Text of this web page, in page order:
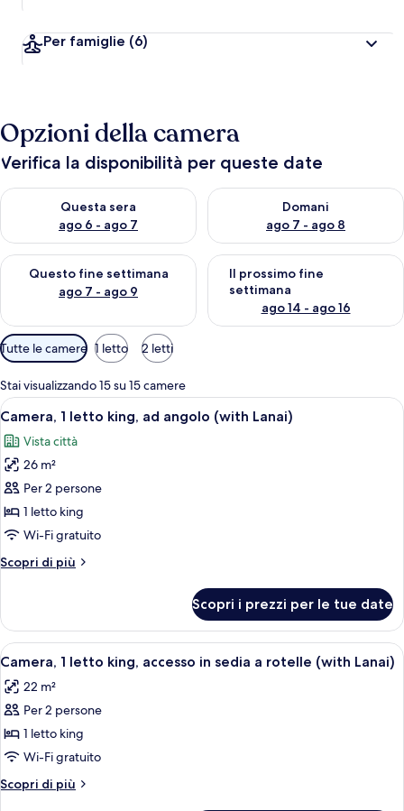
Per famiglie (6)
Opzioni della camera
Verifica la disponibilità per queste date
Questa sera
ago 6 - ago 7
Verifica la disponibilità per questa sera, ago 6 - ago 7
Domani
ago 7 - ago 8
Verifica la disponibilità per
Questo fine settimana
ago 7 - ago 9
Verifica la disponibilità per questo fine settimana, ago 7 - ago
Il prossimo fine
settimana
ago 14 - ago 16
Verifica la disponibilità per il
Filtri
disponibili
per
le
camere
Tutte le camere 1 letto 2 letti
Stai visualizzando 15 su 15 camere
Apri
tutte
le
foto
per
Camera,
1
king,
(with
Lanai)
Camera d'hotel con un letto, una
7
Camera, 1 letto king, ad angolo (with Lanai)
Vista città
26 m²
Per 2 persone
1 letto king
Wi-Fi gratuito
Scopri di più
Altri
1
letto
king,
angolo
(with
Scopri i prezzi per le tue date
Apri
tutte
le
foto
per
Camera,
1
letto
Un letto con testiera a motivi
5
Camera, 1 letto king, accesso in sedia a rotelle (with Lanai)
22 m²
Per 2 persone
1 letto king
Wi-Fi gratuito
Scopri di più
Altri